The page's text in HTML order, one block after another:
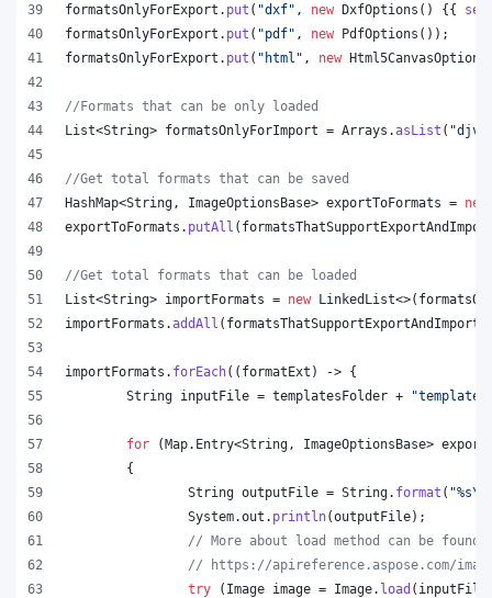
formatsOnlyForExport . put ( "dxf" , new DxfOptions () {{
formatsOnlyForExport . put ( "pdf" , new PdfOptions ());
formatsOnlyForExport . put ( "html" , new Html5CanvasOptions
//Formats that can be only loaded
List<String> formatsOnlyForImport = Arrays .asList (
//Get total formats that can be saved
HashMap<String , ImageOptionsBase> exportToFormats = new
exportToFormats . putAll (
//Get total formats that can be loaded
List<String> importFormats = new LinkedList<>(
importFormats .addAll ( formatsThatSupportExportAndImport
importFormats . forEach(( formatExt ) -> {
String inputFile = templatesFolder +
for (Map. Entry<String , ImageOptionsBase>
	{
String outputFile = String. format ( "%s\\
System.out . println(outputFile);
// More about load method can be found
// https://apireference.aspose.com/
try ( Image image = Image. load ( inputFile